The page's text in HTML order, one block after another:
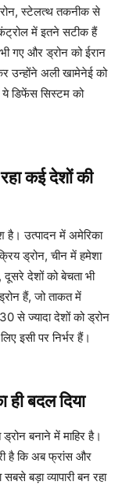
स्टेलत्थ तकनीक से
में इतने सटीक हैं
गए और ड्रोन को ईरान
उन्होंने अली खामेनेई को
ये डिफेंस सिस्टम को
कई देशों की
है। उत्पादन में अमेरिका
ड्रोन, चीन में हमेशा
देशों को बेचता भी
हैं, जो ताकत में
से ज्यादा देशों को ड्रोन
इसी पर निर्भर हैं।
ही बदल दिया
बनाने में माहिर है।
है कि अब फ्रांस और
बड़ा व्यापारी बन रहा